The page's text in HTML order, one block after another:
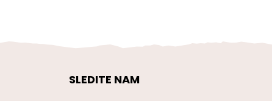
SLEDITE NAM